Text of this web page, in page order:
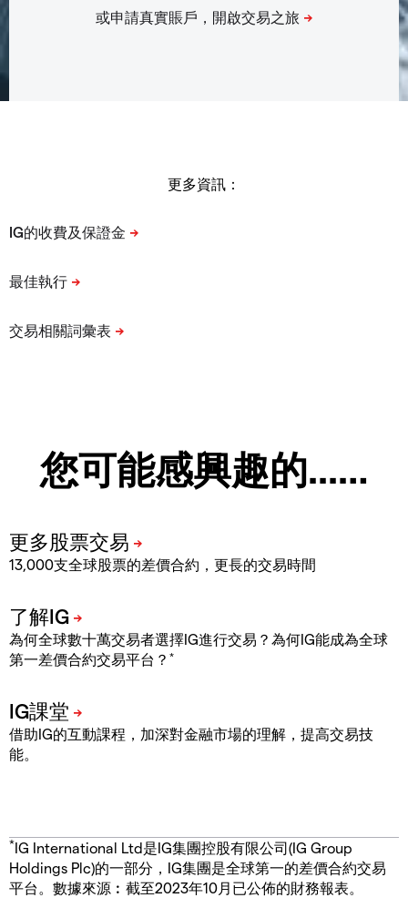
更多資訊：
您可能感興趣的...…
13,000支全球股票的差價合約，更長的交易時間
為何全球數十萬交易者選擇IG進行交易？為何IG能成為全球
第一差價合約交易平台？ *
借助IG的互動課程，加深對金融市場的理解，提高交易技
能。
*IG International Ltd是IG集團控股有限公司(IG Group
Holdings Plc)的一部分，IG集團是全球第一的差價合約交易
平台。數據來源︰截至2023年10月已公佈的財務報表。